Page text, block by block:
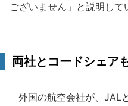
ございません」と説明して
両社とコードシェア
外国の航空会社が、JAL